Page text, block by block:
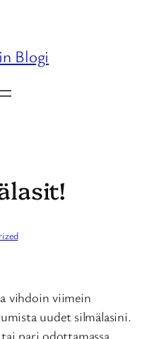
Blogi
vihdoin viimein
uudet silmälasini.
pari odottamassa